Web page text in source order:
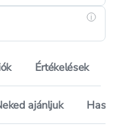
Értékelések
ajánljuk